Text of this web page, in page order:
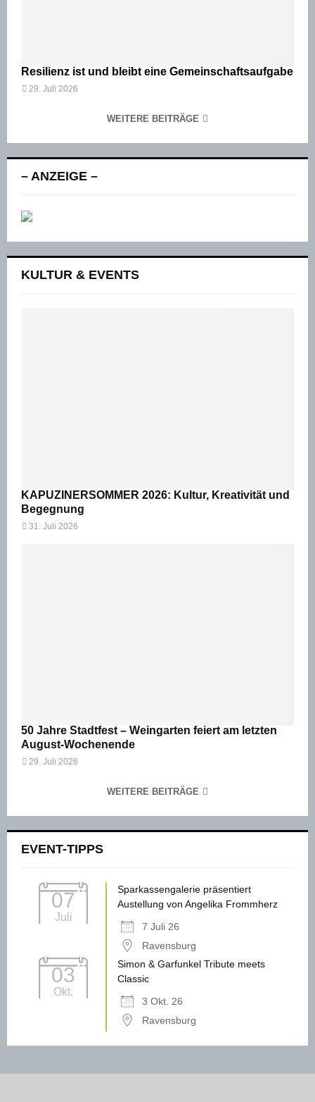
Resilienz ist und bleibt eine Gemeinschaftsaufgabe
29. Juli 2026
WEITERE BEITRÄGE
– ANZEIGE –
KULTUR & EVENTS
KAPUZINERSOMMER 2026: Kultur, Kreativität und
Begegnung
31. Juli 2026
50 Jahre Stadtfest – Weingarten feiert am letzten
August-Wochenende
29. Juli 2026
WEITERE BEITRÄGE
EVENT-TIPPS
07
Juli
Sparkassengalerie präsentiert
Austellung von Angelika Frommherz
7 Juli 26
Ravensburg
03
Okt.
Simon & Garfunkel Tribute meets
Classic
3 Okt. 26
Ravensburg